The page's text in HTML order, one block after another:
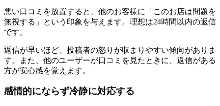
悪い口コミを放置すると、他のお客様に「このお店は問題を
無視する」という印象を与えます。理想は24時間以内の返信
です。
返信が早いほど、投稿者の怒りが収まりやすい傾向がありま
す。また、他のユーザーが口コミを見たときに、返信がある
方が安心感を覚えます。
感情的にならず冷静に対応する